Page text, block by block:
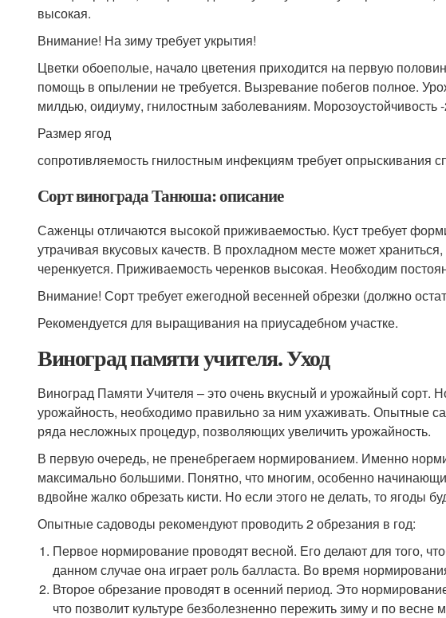
высокая.
Внимание! На зиму требует укрытия!
Цветки обоеполые, начало цветения приходится на первую
помощь в опылении не требуется. Вызревание побегов полное.
милдью, оидиуму, гнилостным заболеваниям.
Размер ягод
сопротивляемость гнилостным инфекциям требует опрыскивания
Сорт винограда Танюша: описание
Саженцы отличаются высокой приживаемостью. Куст требует
утрачивая вкусовых качеств. В прохладном месте может
черенкуется. Приживаемость черенков высокая. Необходим
Внимание! Сорт требует ежегодной весенней обрезки (должно
Рекомендуется для выращивания на приусадебном участке.
Виноград памяти учителя. Уход
Виноград Памяти Учителя – это очень вкусный и урожайный сорт.
урожайность, необходимо правильно за ним ухаживать. Опытные
ряда несложных процедур, позволяющих увеличить урожайность.
В первую очередь, не пренебрегаем нормированием. Именно
максимально большими. Понятно, что многим, особенно
вдвойне жалко обрезать кисти. Но если этого не делать, то ягоды
Опытные садоводы рекомендуют проводить 2 обрезания в год:
Первое нормирование проводят весной. Его делают для того,
данном случае она играет роль балласта. Во время
Второе обрезание проводят в осенний период. Это
что позволит культуре безболезненно пережить зиму и по